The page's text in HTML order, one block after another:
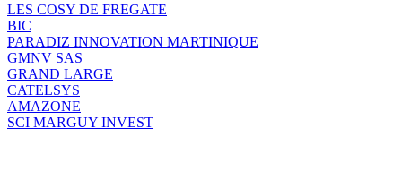
LES COSY DE FREGATE
BIC
PARADIZ INNOVATION MARTINIQUE
GMNV SAS
GRAND LARGE
CATELSYS
AMAZONE
SCI MARGUY INVEST